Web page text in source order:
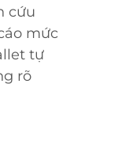
cứu
mức
tự
rõ